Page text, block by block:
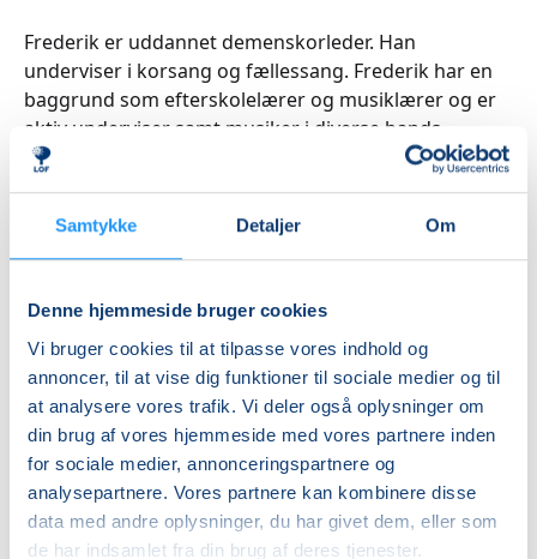
Samtykke Detaljer Om
Denne hjemmeside bruger cookies
Vi bruger cookies til at tilpasse vores indhold og
annoncer, til at vise dig funktioner til sociale medier og til
at analysere vores trafik. Vi deler også oplysninger om
din brug af vores hjemmeside med vores partnere inden
for sociale medier, annonceringspartnere og
analysepartnere. Vores partnere kan kombinere disse
data med andre oplysninger, du har givet dem, eller som
de har indsamlet fra din brug af deres tjenester.
Frederik er uddannet demenskorleder. Han
underviser i korsang og fællessang. Frederik har en
baggrund som efterskolelærer og musiklærer og er
aktiv underviser samt musiker i diverse bands.
Frederik er fællessangs-entusiast og erfaren pianist
og sang/kor-leder.
Hvis du har spørgsmål til kursets indhold, er du
frederikbrinth@gmail.com
Kurser med Frederik
Brinth Christiansen